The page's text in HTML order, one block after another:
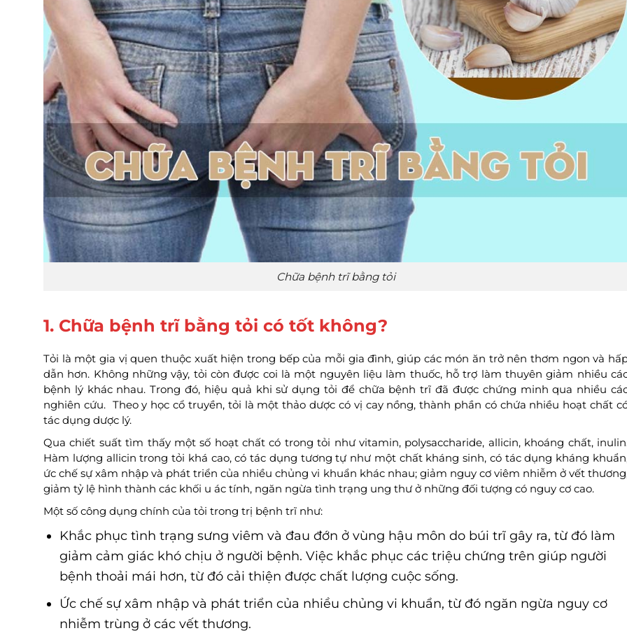
Chữa bệnh trĩ bằng tỏi
1. Chữa bệnh trĩ bằng tỏi có tốt không?
Tỏi là một gia vị quen thuộc xuất hiện trong bếp của mỗi gia đình, giúp các món ăn trở nên thơm ngon và
dẫn hơn. Không những vậy, tỏi còn được coi là một nguyên liệu làm thuốc, hỗ trợ làm thuyên giảm nhiều
bệnh lý khác nhau. Trong đó, hiệu quả khi sử dụng tỏi để chữa bệnh trĩ đã được chứng minh qua nhiều
nghiên cứu. Theo y học cổ truyền, tỏi là một thảo dược có vị cay nồng, thành phần có chứa nhiều hoạt chất
tác dụng dược lý.
Qua chiết suất tìm thấy một số hoạt chất có trong tỏi như vitamin, polysaccharide, allicin, khoáng chất,
Hàm lượng allicin trong tỏi khá cao, có tác dụng tương tự như một chất kháng sinh, có tác dụng kháng
ức chế sự xâm nhập và phát triển của nhiều chủng vi khuẩn khác nhau; giảm nguy cơ viêm nhiễm ở vết
giảm tỷ lệ hình thành các khối u ác tính, ngăn ngừa tình trạng ung thư ở những đối tượng có nguy cơ cao.
Một số công dụng chính của tỏi trong trị bệnh trĩ như:
Khắc phục tình trạng sưng viêm và đau đớn ở vùng hậu môn do búi trĩ gây ra, từ đó làm
giảm cảm giác khó chịu ở người bệnh. Việc khắc phục các triệu chứng trên giúp người
bệnh thoải mái hơn, từ đó cải thiện được chất lượng cuộc sống.
Ức chế sự xâm nhập và phát triển của nhiều chủng vi khuẩn, từ đó ngăn ngừa nguy cơ
nhiễm trùng ở các vết thương.